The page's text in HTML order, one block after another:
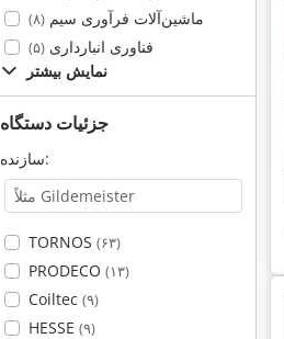
ماشین‌آلات فرآوری سیم(۸)
فناوری انبارداری(۵)
نمایش بیشتر
جزئیات دستگاه
سازنده:
TORNOS (۶۳)
PRODECO (۱۳)
Coiltec (۹)
HESSE (۹)